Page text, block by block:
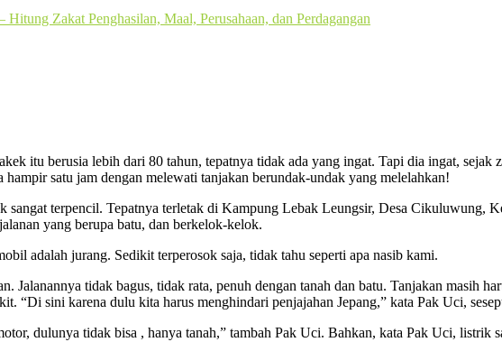
Zakat Penghasilan, Maal, Perusahaan, dan Perdagangan
itu berusia lebih dari 80 tahun, tepatnya tidak ada yang ingat. Tapi dia ingat, sejak
satu jam dengan melewati tanjakan berundak-undak yang melelahkan!
sangat terpencil. Tepatnya terletak di Kampung Lebak Leungsir, Desa Cikuluwung,
yang berupa batu, dan berkelok-kelok.
adalah jurang. Sedikit terperosok saja, tidak tahu seperti apa nasib kami.
Jalanannya tidak bagus, tidak rata, penuh dengan tanah dan batu. Tanjakan masih
“Di sini karena dulu kita harus menghindari penjajahan Jepang,” kata Pak Uci,
dulunya tidak bisa , hanya tanah,” tambah Pak Uci. Bahkan, kata Pak Uci, listrik